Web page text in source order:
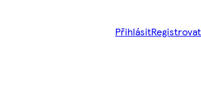
PřihlásitRegistrovat